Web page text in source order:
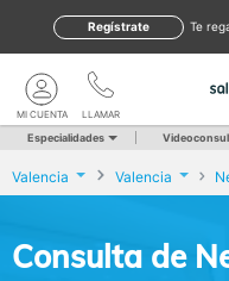
te
Regístrate
LLAMAR
MI CUENTA
Especialidades
Valencia Valencia
Consulta de